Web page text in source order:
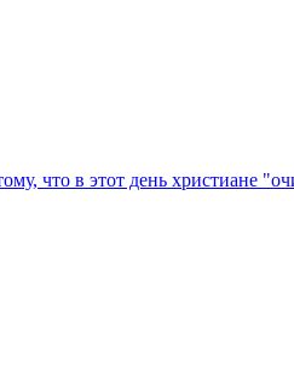
что в этот день христиане